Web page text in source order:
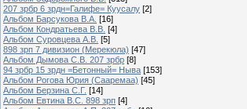
207 зрбр 6 зрдн=Галифе= Куусалу [2]
Альбом Барсукова В.А. [16]
Альбом Кондратьева В.В. [4]
Альбом Суровцева А.В. [5]
898 зрп 7 дивизион (Мерекюла) [47]
Альбом Дымова С.В. 207 зрбр [8]
94 зрбр 15 зрдн =Бетонный= Ныва [153]
Альбом Рогова Юрия (Сааремаа) [45]
Альбом Берзина С.Г. [14]
Альбом Евтина В.С. 898 зрп [4]